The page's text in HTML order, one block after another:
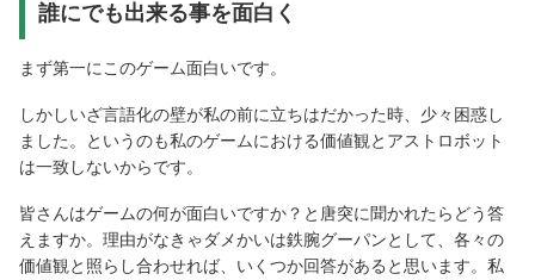
誰にでも出来る事を面白く
まず第一にこのゲーム面白いです。
しかしいざ言語化の壁が私の前に立ちはだかった時、少々困惑し
ました。というのも私のゲームにおける価値観とアストロボット
は一致しないからです。
皆さんはゲームの何が面白いですか？と唐突に聞かれたらどう答
えますか。理由がなきゃダメかいは鉄腕グーパンとして、各々の
価値観と照らし合わせれば、いくつか回答があると思います。私